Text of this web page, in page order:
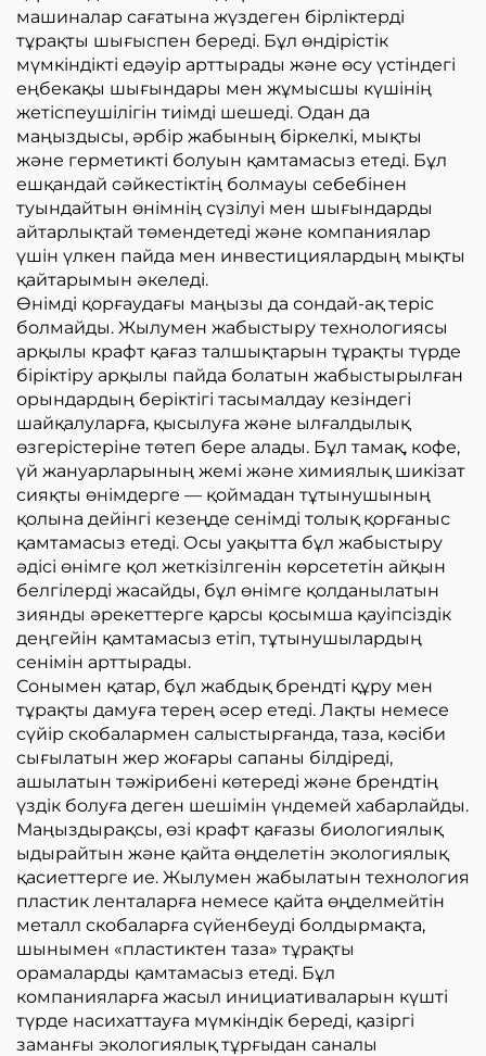
машиналар сағатына жүздеген бірліктерді
тұрақты шығыспен береді. Бұл өндірістік
мүмкіндікті едәуір арттырады және өсу үстіндегі
еңбекақы шығындары мен жұмысшы күшінің
жетіспеушілігін тиімді шешеді. Одан да
маңыздысы, әрбір жабының біркелкі, мықты
және герметикті болуын қамтамасыз етеді. Бұл
ешқандай сәйкестіктің болмауы себебінен
туындайтын өнімнің сүзілуі мен шығындарды
айтарлықтай төмендетеді және компаниялар
үшін үлкен пайда мен инвестициялардың мықты
қайтарымын әкеледі.
Өнімді қорғаудағы маңызы да сондай-ақ теріс
болмайды. Жылумен жабыстыру технологиясы
арқылы крафт қағаз талшықтарын тұрақты түрде
біріктіру арқылы пайда болатын жабыстырылған
орындардың беріктігі тасымалдау кезіндегі
шайқалуларға, қысылуға және ылғалдылық
өзгерістеріне төтеп бере алады. Бұл тамақ, кофе,
үй жануарларының жемі және химиялық шикізат
сияқты өнімдерге — қоймадан тұтынушының
қолына дейінгі кезеңде сенімді толық қорғаныс
қамтамасыз етеді. Осы уақытта бұл жабыстыру
әдісі өнімге қол жеткізілгенін көрсететін айқын
белгілерді жасайды, бұл өнімге қолданылатын
зиянды әрекеттерге қарсы қосымша қауіпсіздік
деңгейін қамтамасыз етіп, тұтынушылардың
сенімін арттырады.
Сонымен қатар, бұл жабдық брендті құру мен
тұрақты дамуға терең әсер етеді. Лақты немесе
сүйір скобалармен салыстырғанда, таза, кәсіби
сығылатын жер жоғары сапаны білдіреді,
ашылатын тәжірибені көтереді және брендтің
үздік болуға деген шешімін үндемей хабарлайды.
Маңыздырақсы, өзі крафт қағазы биологиялық
ыдырайтын және қайта өңделетін экологиялық
қасиеттерге ие. Жылумен жабылатын технология
пластик ленталарға немесе қайта өңделмейтін
металл скобаларға сүйенбеуді болдырмақта,
шынымен «пластиктен таза» тұрақты
орамаларды қамтамасыз етеді. Бұл
компанияларға жасыл инициативаларын күшті
түрде насихаттауға мүмкіндік береді, қазіргі
заманғы экологиялық тұрғыдан саналы